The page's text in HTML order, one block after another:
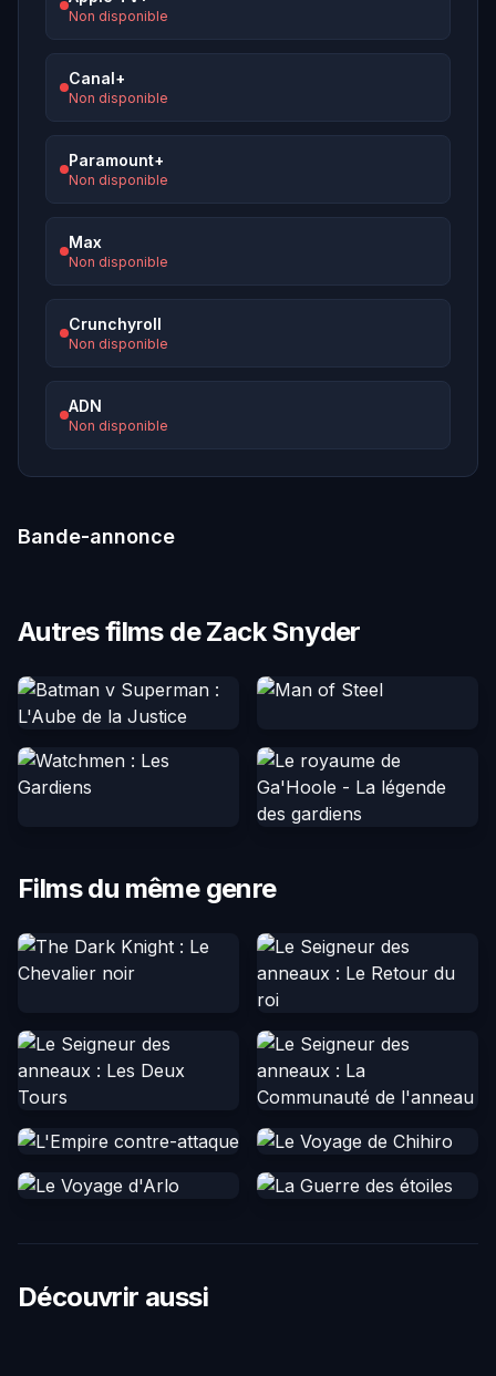
Non disponible
Canal+
Non disponible
Paramount+
Non disponible
Max
Non disponible
Crunchyroll
Non disponible
ADN
Non disponible
Bande-annonce
Autres films de Zack Snyder
Films du même genre
Découvrir aussi